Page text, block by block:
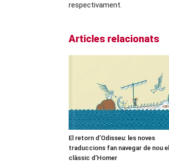
respectivament.
Articles relacionats
El retorn d’Odisseu: les noves
traduccions fan navegar de nou el
clàssic d’Homer